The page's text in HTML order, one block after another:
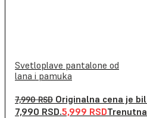
Svetloplave pantalone od
lana i pamuka
7,990RSD Originalna cena je
7,990 RSD.5,999 RSD